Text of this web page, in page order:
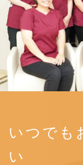
いつでも
い